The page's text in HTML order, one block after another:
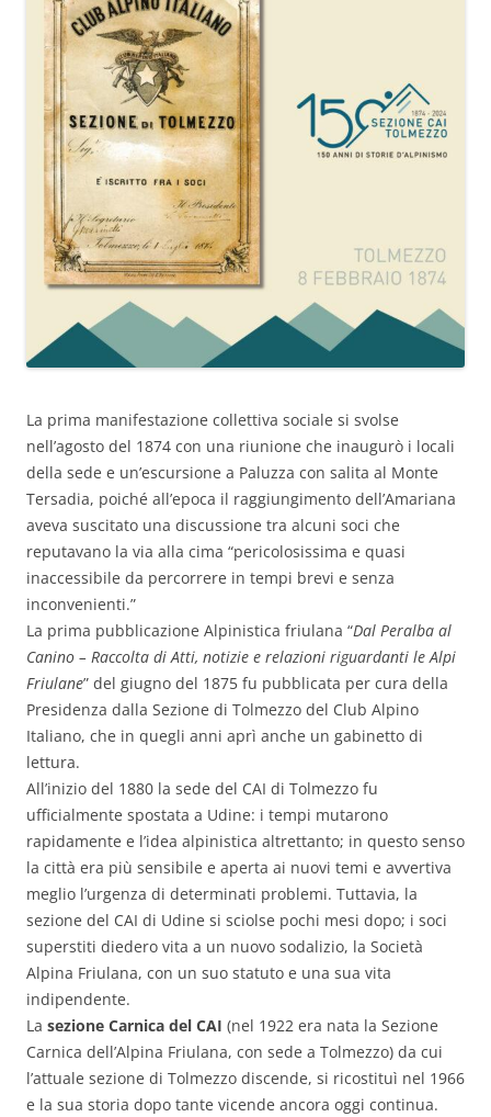
La prima manifestazione collettiva sociale si svolse
nell’agosto del 1874 con una riunione che inaugurò i locali
della sede e un’escursione a Paluzza con salita al Monte
Tersadia, poiché all’epoca il raggiungimento dell’Amariana
aveva suscitato una discussione tra alcuni soci che
reputavano la via alla cima “pericolosissima e quasi
inaccessibile da percorrere in tempi brevi e senza
inconvenienti.”
La prima pubblicazione Alpinistica friulana “Dal Peralba al
Canino – Raccolta di Atti, notizie e relazioni riguardanti le Alpi
Friulane” del giugno del 1875 fu pubblicata per cura della
Presidenza dalla Sezione di Tolmezzo del Club Alpino
Italiano, che in quegli anni aprì anche un gabinetto di
lettura.
All’inizio del 1880 la sede del CAI di Tolmezzo fu
ufficialmente spostata a Udine: i tempi mutarono
rapidamente e l’idea alpinistica altrettanto; in questo senso
la città era più sensibile e aperta ai nuovi temi e avvertiva
meglio l’urgenza di determinati problemi. Tuttavia, la
sezione del CAI di Udine si sciolse pochi mesi dopo; i soci
superstiti diedero vita a un nuovo sodalizio, la Società
Alpina Friulana, con un suo statuto e una sua vita
indipendente.
La sezione Carnica del CAI (nel 1922 era nata la Sezione
Carnica dell’Alpina Friulana, con sede a Tolmezzo) da cui
l’attuale sezione di Tolmezzo discende, si ricostituì nel 1966
e la sua storia dopo tante vicende ancora oggi continua.